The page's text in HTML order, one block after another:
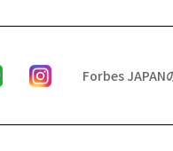
Forbes JAPAN